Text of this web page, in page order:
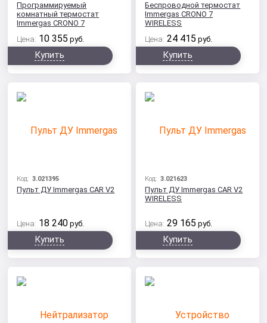
Программируемый
комнатный термостат
Immergas CRONO 7
Цена: 10 355 руб.
Купить
Беспроводной термостат
Immergas CRONO 7
WIRELESS
Цена: 24 415 руб.
Купить
Код:3.021395
Пульт ДУ Immergas CAR V2
Цена: 18 240 руб.
Купить
Код:3.021623
Пульт ДУ Immergas CAR V2
WIRELESS
Цена: 29 165 руб.
Купить